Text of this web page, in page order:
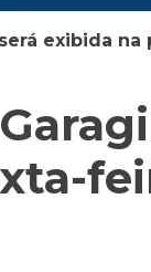
exibida